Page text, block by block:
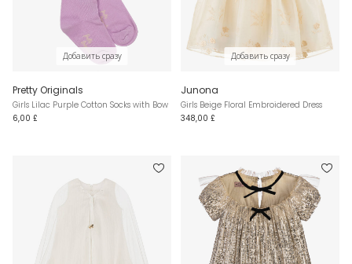
Добавить сразу
Pretty Originals
Girls Lilac Purple Cotton Socks with Bow
6,00 £
Добавить сразу
Junona
Girls Beige Floral Embroidered Dress
348,00 £